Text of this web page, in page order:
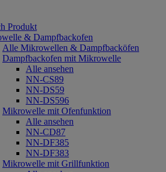
Produkt
& Dampfbackofen
Alle Mikrowellen & Dampfbacköfen
Dampfbackofen mit Mikrowelle
Alle ansehen
NN-CS89
NN-DS59
NN-DS596
Mikrowelle mit Ofenfunktion
Alle ansehen
NN-CD87
NN-DF385
NN-DF383
Mikrowelle mit Grillfunktion